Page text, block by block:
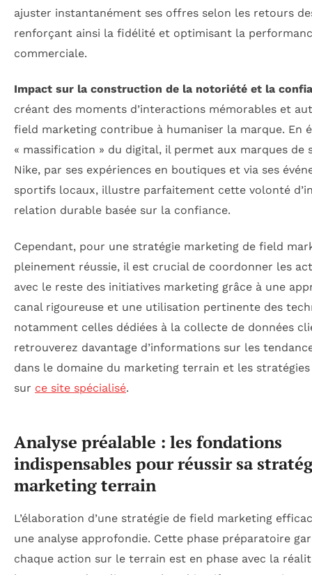
ajuster instantanément ses offres selon les retours
renforçant ainsi la fidélité et optimisant la
commerciale.
Impact sur la construction de la notoriété et la
créant des moments d’interactions mémorables et
field marketing contribue à humaniser la marque. En
« massification » du digital, il permet aux marques de
Nike, par ses expériences en boutiques et via ses
sportifs locaux, illustre parfaitement cette volonté
relation durable basée sur la confiance.
Cependant, pour une stratégie marketing de field
pleinement réussie, il est crucial de coordonner les
avec le reste des initiatives marketing grâce à une
canal rigoureuse et une utilisation pertinente des
notamment celles dédiées à la collecte de données
retrouverez davantage d’informations sur les
dans le domaine du marketing terrain et les stratégies
sur ce site spécialisé.
Analyse préalable : les fondations
indispensables pour réussir sa
marketing terrain
L’élaboration d’une stratégie de field marketing
une analyse approfondie. Cette phase préparatoire
chaque action sur le terrain est en phase avec la